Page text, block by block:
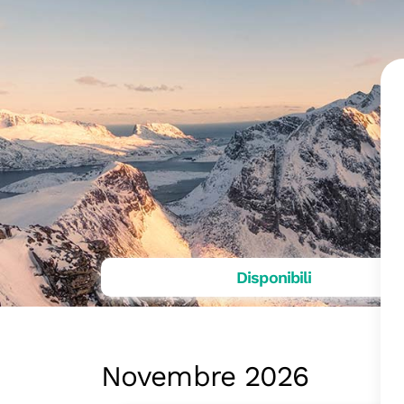
Disponibili
Novembre 2026